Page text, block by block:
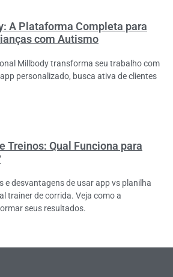
A Plataforma Completa para
com Autismo
Millbody transforma seu trabalho com
personalizado, busca ativa de clientes
Treinos: Qual Funciona para
e desvantagens de usar app vs planilha
trainer de corrida. Veja como a
seus resultados.